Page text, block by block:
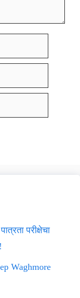
परीक्षेचा
Waghmore